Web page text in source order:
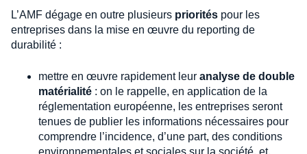
L’AMF dégage en outre plusieurs priorités pour les
entreprises dans la mise en œuvre du reporting de
durabilité :
mettre en œuvre rapidement leur analyse de double
matérialité : on le rappelle, en application de la
réglementation européenne, les entreprises seront
tenues de publier les informations nécessaires pour
comprendre l’incidence, d’une part, des conditions
environnementales et sociales sur la société, et,